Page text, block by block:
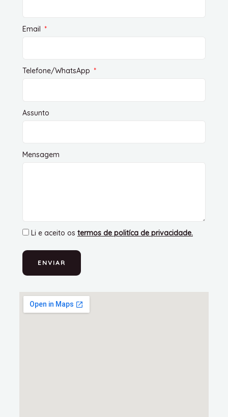
Email
Telefone/WhatsApp
Assunto
Mensagem
Li e aceito os termos de politíca de privacidade.
ENVIAR